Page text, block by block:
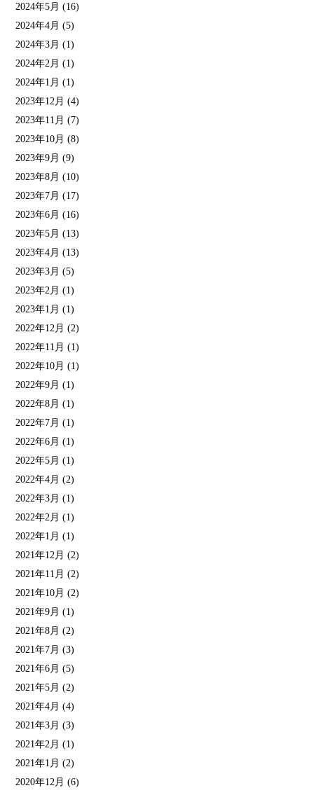
2024年5月 (16)
2024年4月 (5)
2024年3月 (1)
2024年2月 (1)
2024年1月 (1)
2023年12月 (4)
2023年11月 (7)
2023年10月 (8)
2023年9月 (9)
2023年8月 (10)
2023年7月 (17)
2023年6月 (16)
2023年5月 (13)
2023年4月 (13)
2023年3月 (5)
2023年2月 (1)
2023年1月 (1)
2022年12月 (2)
2022年11月 (1)
2022年10月 (1)
2022年9月 (1)
2022年8月 (1)
2022年7月 (1)
2022年6月 (1)
2022年5月 (1)
2022年4月 (2)
2022年3月 (1)
2022年2月 (1)
2022年1月 (1)
2021年12月 (2)
2021年11月 (2)
2021年10月 (2)
2021年9月 (1)
2021年8月 (2)
2021年7月 (3)
2021年6月 (5)
2021年5月 (2)
2021年4月 (4)
2021年3月 (3)
2021年2月 (1)
2021年1月 (2)
2020年12月 (6)